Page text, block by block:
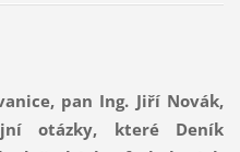
pan Ing. Jiří Novák,
otázky, které Deník